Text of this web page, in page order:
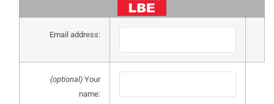
Email address:
(optional) Your
name: